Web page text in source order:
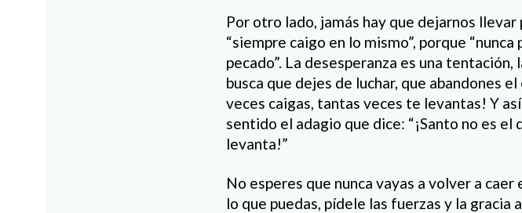
Por otro lado, jamás hay que dejarnos
“siempre caigo en lo mismo”, porque
pecado”. La desesperanza es una
busca que dejes de luchar, que abandones
veces caigas, tantas veces te levantas! Y
sentido el adagio que dice: “¡Santo no es el
levanta!”
No esperes que nunca vayas a volver a
lo que puedas, pídele las fuerzas y la gracia